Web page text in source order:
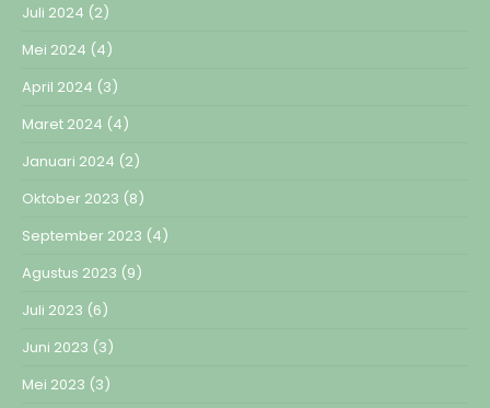
Juli 2024 (2)
Mei 2024 (4)
April 2024 (3)
Maret 2024 (4)
Januari 2024 (2)
Oktober 2023 (8)
September 2023 (4)
Agustus 2023 (9)
Juli 2023 (6)
Juni 2023 (3)
Mei 2023 (3)